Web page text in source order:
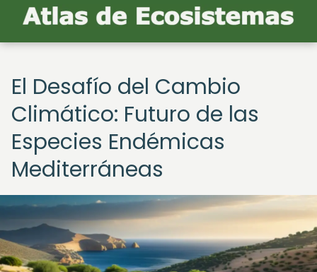
El Desafío del Cambio
Climático: Futuro de las
Especies Endémicas
Mediterráneas